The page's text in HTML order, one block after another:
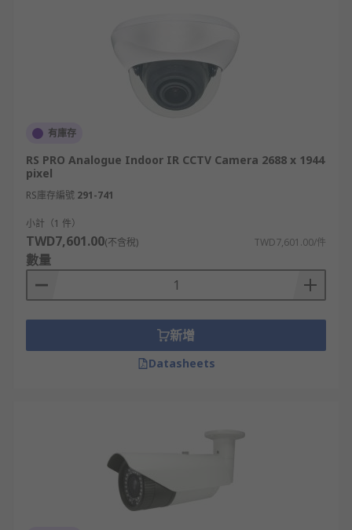
有庫存
RS PRO Analogue Indoor IR CCTV Camera 2688 x 1944
pixel
RS庫存編號 291-741
小計（1 件）
TWD7,601.00(不含稅) TWD7,601.00/件
數量
新增
Datasheets